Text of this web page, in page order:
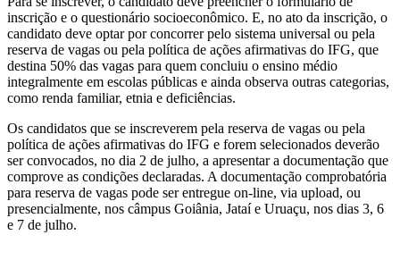
inscrição e o questionário socioeconômico. E, no ato da inscrição, o
candidato deve optar por concorrer pelo sistema universal ou pela
reserva de vagas ou pela política de ações afirmativas do IFG, que
destina 50% das vagas para quem concluiu o ensino médio
integralmente em escolas públicas e ainda observa outras categorias,
como renda familiar, etnia e deficiências.
Os candidatos que se inscreverem pela reserva de vagas ou pela
política de ações afirmativas do IFG e forem selecionados deverão
ser convocados, no dia 2 de julho, a apresentar a documentação que
comprove as condições declaradas. A documentação comprobatória
para reserva de vagas pode ser entregue on-line, via upload, ou
presencialmente, nos câmpus Goiânia, Jataí e Uruaçu, nos dias 3, 6
e 7 de julho.